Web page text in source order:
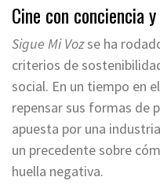
Cine con conciencia
Sigue Mi Vozse ha
criterios de
social. En un tiempo en
repensar sus formas de
apuesta por una
un precedente sobre
huella negativa.